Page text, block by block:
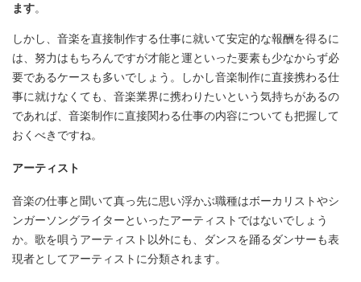
ます。
しかし、音楽を直接制作する仕事に就いて安定的な報酬を得るに
は、努力はもちろんですが才能と運といった要素も少なからず必
要であるケースも多いでしょう。しかし音楽制作に直接携わる仕
事に就けなくても、音楽業界に携わりたいという気持ちがあるの
であれば、音楽制作に直接関わる仕事の内容についても把握して
おくべきですね。
アーティスト
音楽の仕事と聞いて真っ先に思い浮かぶ職種はボーカリストやシ
ンガーソングライターといったアーティストではないでしょう
か。歌を唄うアーティスト以外にも、ダンスを踊るダンサーも表
現者としてアーティストに分類されます。